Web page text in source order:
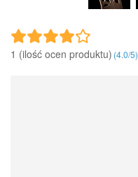
1 (ilość ocen produktu)‎(4.0/5)